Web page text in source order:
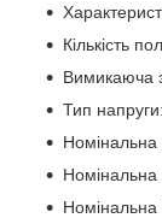
Кількість
Вимикаюча
Тип
Номінальна
Номінальна